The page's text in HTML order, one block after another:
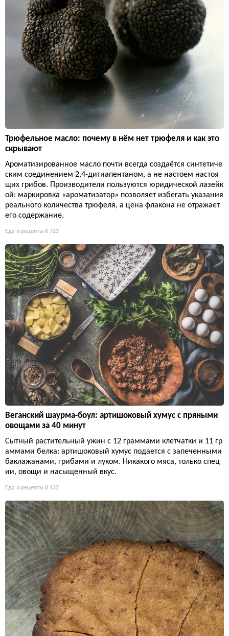
Трюфельное масло: почему в нём нет трюфеля и как это
скрывают
Ароматизированное масло почти всегда создаётся синтетиче
ским соединением 2,4-дитиапентаном, а не настоем настоя
щих грибов. Производители пользуются юридической лазейк
ой: маркировка «ароматизатор» позволяет избегать указания
реального количества трюфеля, а цена флакона не отражает
его содержание.
Еда и рецепты 6 723
Веганский шаурма-боул: артишоковый хумус с пряными
овощами за 40 минут
Сытный растительный ужин с 12 граммами клетчатки и 11 гр
аммами белка: артишоковый хумус подается с запеченными
баклажанами, грибами и луком. Никакого мяса, только спец
ии, овощи и насыщенный вкус.
Еда и рецепты 8 132